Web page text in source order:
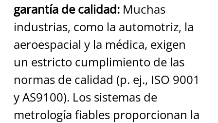
garantía de calidad: Muchas
industrias, como la automotriz, la
aeroespacial y la médica, exigen
un estricto cumplimiento de las
normas de calidad (p. ej., ISO 9001
y AS9100). Los sistemas de
metrología fiables proporcionan la